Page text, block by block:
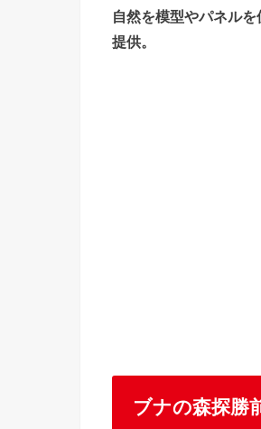
自然を模型やパネル
提供。
ブナの森探勝